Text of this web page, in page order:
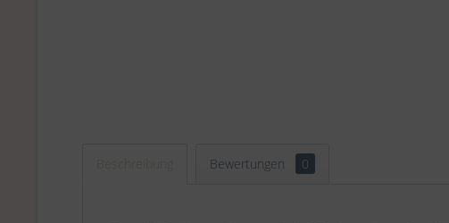
Bewertungen 0